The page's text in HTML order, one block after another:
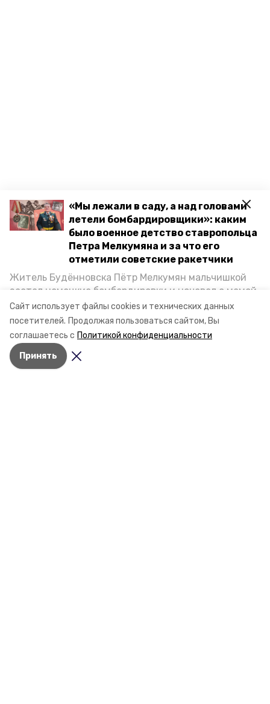
Сайт использует файлы cookies и технических данных
посетителей. Продолжая пользоваться сайтом, Вы
соглашаетесь с Политикой конфиденциальности
Принять
«Мы лежали в саду, а над головами
летели бомбардировщики»: каким
было военное детство ставропольца
Петра Мелкумяна и за что его
отметили советские ракетчики
Житель Будённовска Пётр Мелкумян мальчишкой
застал немецкие бомбардировки и ночевал с мамой
под открытым небом, когда гитлеровцы заняли их
дом. Чем запомнились эти дни, как выживали после
и чем Пётр помог ракетным войскам — в новом
материале спецпроекта «Победы26» «Дети
Великой Отечественной».